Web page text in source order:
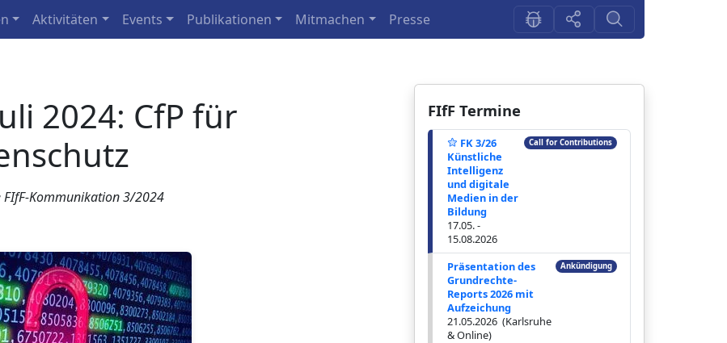
Aktivitäten Events Publikationen Mitmachen Presse
2024: CfP für
Kommunikation 3/2024
FIfF Termine
FK 3/26
Künstliche
Intelligenz
und digitale
Medien in der
Bildung
17.05. -
15.08.2026
Call for Contributions
Präsentation des
Grundrechte-
Reports 2026 mit
Aufzeichung
21.05.2026 (Karlsruhe
& Online)
Ankündigung